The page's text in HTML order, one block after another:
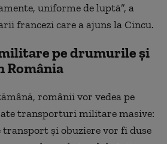
uniforme de luptă”, a
francezi care a ajuns la Cincu.
pe drumurile și
România
românii vor vedea pe
transporturi militare masive:
transport și obuziere vor fi duse